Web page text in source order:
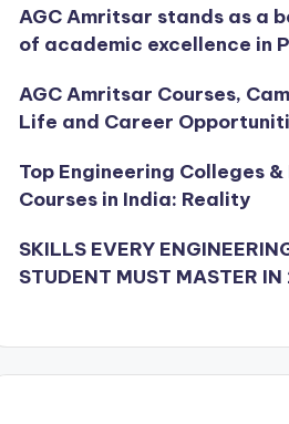
AGC Amritsar stands as a
of academic excellence in
AGC Amritsar Courses,
Life and Career
Top Engineering Colleges &
Courses in India: Reality
SKILLS EVERY
STUDENT MUST MASTER